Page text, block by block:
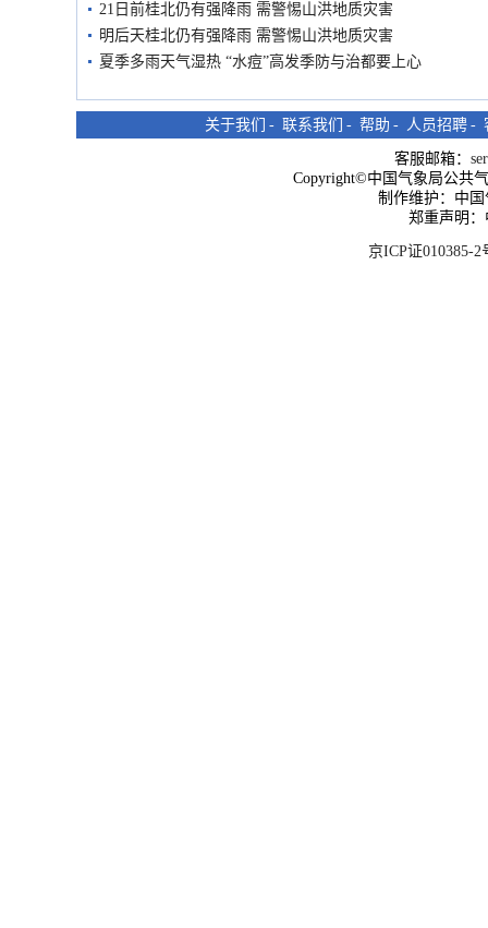
21日前桂北仍有强降雨 需警惕山洪地质灾害
明后天桂北仍有强降雨 需警惕山洪地质灾害
夏季多雨天气湿热 “水痘”高发季防与治都要上心
关于我们 - 联系我们 - 帮助 - 人员招聘 -
客服邮箱：
Copyright©中国气象局公共
制作维护：中
郑重声明
京ICP证010385-2